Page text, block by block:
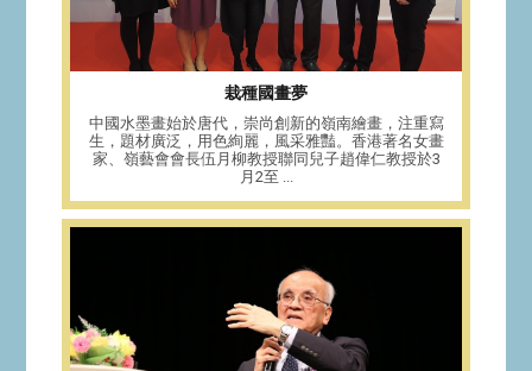
栽種國畫夢
中國水墨畫始於唐代，崇尚創新的嶺南繪畫，注重寫
生，題材廣泛，用色絢麗，風采雅豔。香港著名女畫
家、嶺藝會會長伍月柳教授聯同兒子趙偉仁教授於3
月2至 ...